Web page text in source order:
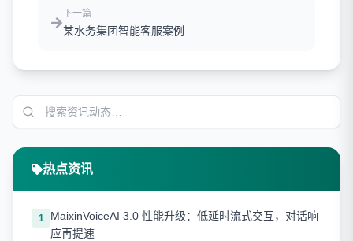
下一篇
某水务集团智能客服案例
热点资讯
1
MaixinVoiceAI 3.0 性能升级：低延时流式交互，对话响
应再提速